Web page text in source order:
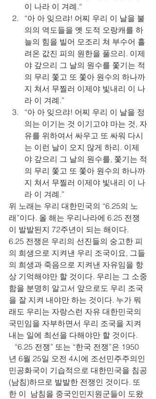
이 나라 이 겨례.“
“아 아 잊으랴! 어찌 우리 이 날을 불
의의 역도들을 옛 도적 오랑캐를 하
늘의 힘을 빌어 모조리 쳐 부수어 흘
려온 값진 피의 원한을 풀으리. 이제
야 갚으리 그 날의 원수를 쫓기는 적
의 무리 쫓고 또 쫓아 원수의 하나까
지 쳐서 무찔러 이제야 빛내리 이 나
라 이 겨례.”
“아 아 잊으랴! 어찌 우리 이 날을 정
의는 이기는 것 이기고야 마는 것, 자
유를 위하여서 싸우고 또 싸워 다시
는 이런 날이 오지 않게 하리. 이제
야 갚으리 그 날의 원수를, 쫓기는 적
의 무리 쫓고 또 쫓아 원수의 하나까
지 쳐서 무찔러 이제야 빛내리 이 나
라 이 겨례.”
위 노래는 우리 대한민국의 “6.25의 노
래”이다. 올 해는 우리나라에 6.25 전쟁
이 발발된지 72주년이 되는 해이다.
6.25 전쟁은 우리의 선진들의 숭고한 피
의 희생으로 지켜낸 우리 조국이요, 그들
의 희생과 죽음으로 지켜낸 자유임을 항
상 기억해야만 할 것이다. 우리는 그 소중
함을 분명히 알고서 앞으로도 우리 조국
을 잘 지켜 내야만 하는 것이다. 누가 뭐
래도 우리는 자랑스런 자유 대한민국의
국민임을 자부하면서 우리 조국을 지켜
내는 일에 최선을 다해야만 할 것이다.
“6.25 전쟁” 또는 “한국 전쟁”은 1950
년 6월 25일 오전 4시에 조선민주주의인
민공화국이 기습적으로 대한민국을 침공
(남침)하므로 발발한 전쟁인 것이다. 또
한 이  남침을 중국인민지원군들이 도왔